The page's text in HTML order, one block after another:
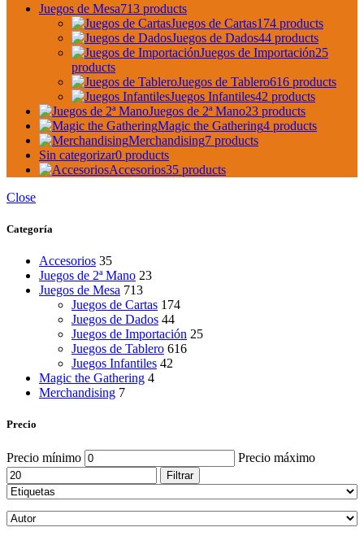
Juegos de Mesa713 products
Juegos de Cartas174 products
Juegos de Dados44 products
Juegos de Importación25
products
Juegos de Tablero616 products
Juegos Infantiles42 products
Juegos de 2ª Mano23 products
Magic the Gathering4 products
Merchandising7 products
Sin categorizar0 products
Accesorios35 products
Close
Categoría
Accesorios 35
Juegos de 2ª Mano 23
Juegos de Mesa 713
Juegos de Cartas 174
Juegos de Dados 44
Juegos de Importación 25
Juegos de Tablero 616
Juegos Infantiles 42
Magic the Gathering 4
Merchandising 7
Precio
Precio mínimo Precio máximo
Filtrar